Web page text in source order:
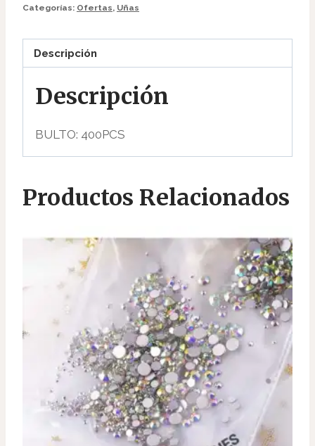
Categorías: Ofertas, Uñas
Descripción
Descripción
BULTO: 400PCS
Productos Relacionados